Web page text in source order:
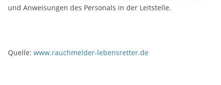
und Anweisungen des Personals in der Leitstelle.
Quelle: www.rauchmelder-lebensretter.de